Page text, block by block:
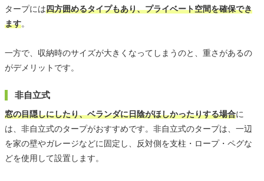
タープには四方囲めるタイプもあり、プライベート空間を確保でき
ます。
一方で、収納時のサイズが大きくなってしまうのと、重さがあるの
がデメリットです。
非自立式
窓の目隠しにしたり、ベランダに日陰がほしかったりする場合に
は、非自立式のタープがおすすめです。非自立式のタープは、一辺
を家の壁やガレージなどに固定し、反対側を支柱・ロープ・ペグな
どを使用して設置します。